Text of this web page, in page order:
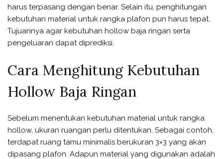
harus terpasang dengan benar. Selain itu, penghitungan
kebutuhan material untuk rangka plafon pun harus tepat.
Tujuannya agar kebutuhan hollow baja ringan serta
pengeluaran dapat diprediksi.
Cara Menghitung Kebutuhan
Hollow Baja Ringan
Sebelum menentukan kebutuhan material untuk rangka
hollow, ukuran ruangan perlu ditentukan. Sebagai contoh,
terdapat ruang tamu minimalis berukuran 3×3 yang akan
dipasang plafon. Adapun material yang digunakan adalah